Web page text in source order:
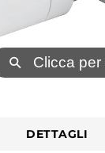
⚲ Clicca
DETTAGLI